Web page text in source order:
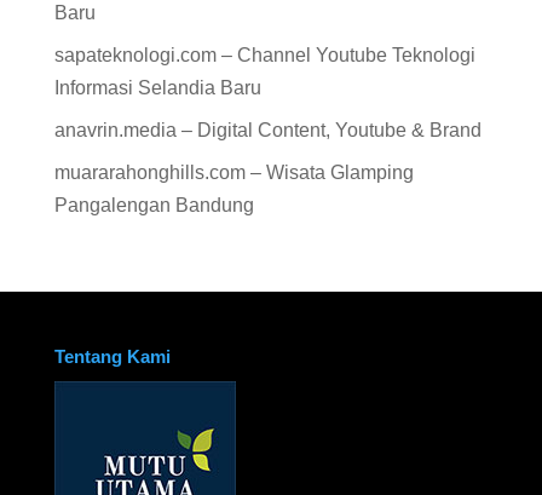
Baru
sapateknologi.com – Channel Youtube Teknologi
Informasi Selandia Baru
anavrin.media – Digital Content, Youtube & Brand
muararahonghills.com – Wisata Glamping
Pangalengan Bandung
Tentang Kami